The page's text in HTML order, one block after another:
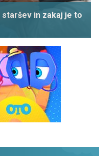
in zakaj je to